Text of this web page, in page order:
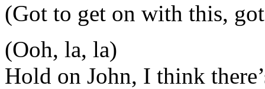
(Got to get on with this,
(Ooh, la, la)
Hold on John, I think